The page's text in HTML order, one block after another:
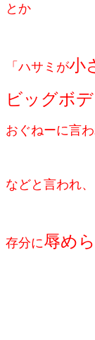
とか
「 ハサミが小
ビッグボデ
おぐねーに言
などと 言われ、
存分に辱め